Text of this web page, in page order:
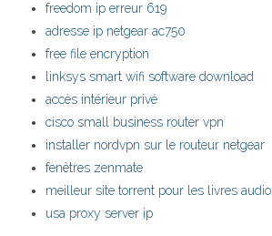
freedom ip erreur 619
adresse ip netgear ac750
free file encryption
linksys smart wifi software download
accès intérieur privé
cisco small business router vpn
installer nordvpn sur le routeur netgear
fenêtres zenmate
meilleur site torrent pour les livres audio
usa proxy server ip